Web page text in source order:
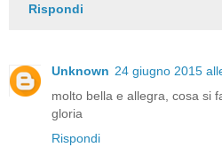
Rispondi
Unknown 24 giugno 2015
molto bella e allegra, cosa si
gloria
Rispondi